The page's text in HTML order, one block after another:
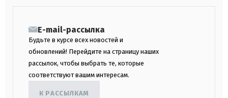
E-mail-рассылка
Будьте в курсе всех новостей и
обновлений! Перейдите на страницу наших
рассылок, чтобы выбрать те, которые
соответствуют вашим интересам.
К РАССЫЛКАМ